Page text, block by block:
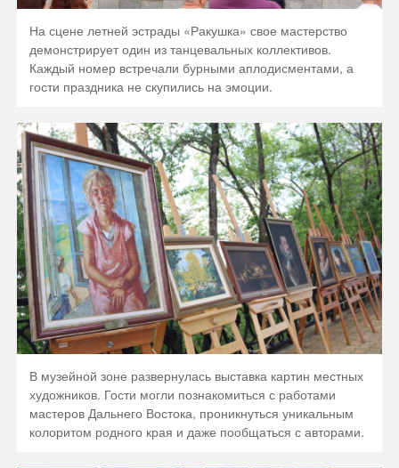
На сцене летней эстрады «Ракушка» свое мастерство
демонстрирует один из танцевальных коллективов.
Каждый номер встречали бурными аплодисментами, а
гости праздника не скупились на эмоции.
В музейной зоне развернулась выставка картин местных
художников. Гости могли познакомиться с работами
мастеров Дальнего Востока, проникнуться уникальным
колоритом родного края и даже пообщаться с авторами.